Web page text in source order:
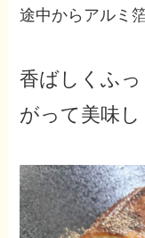
途中からアルミ
香ばしくふ
がって美味